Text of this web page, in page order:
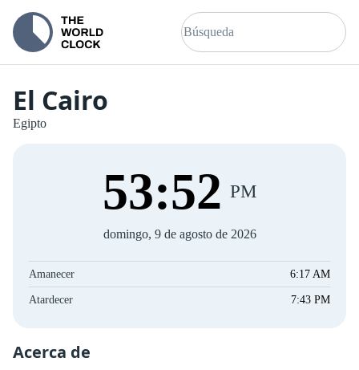
El Cairo
Egipto
53:52 PM
domingo, 9 de agosto de 2026
Amanecer 6:17 AM
Atardecer 7:43 PM
Acerca de